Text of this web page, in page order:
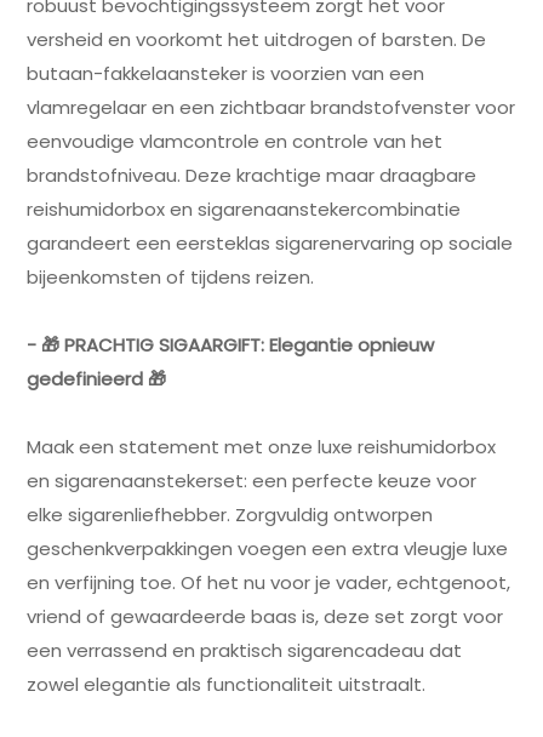
versheid en voorkomt het uitdrogen of barsten. De
butaan-fakkelaansteker is voorzien van een
vlamregelaar en een zichtbaar brandstofvenster voor
eenvoudige vlamcontrole en controle van het
brandstofniveau. Deze krachtige maar draagbare
reishumidorbox en sigarenaanstekercombinatie
garandeert een eersteklas sigarenervaring op sociale
bijeenkomsten of tijdens reizen.
- 🎁 PRACHTIG SIGAARGIFT: Elegantie opnieuw
gedefinieerd 🎁
Maak een statement met onze luxe reishumidorbox
en sigarenaanstekerset: een perfecte keuze voor
elke sigarenliefhebber. Zorgvuldig ontworpen
geschenkverpakkingen voegen een extra vleugje luxe
en verfijning toe. Of het nu voor je vader, echtgenoot,
vriend of gewaardeerde baas is, deze set zorgt voor
een verrassend en praktisch sigarencadeau dat
zowel elegantie als functionaliteit uitstraalt.